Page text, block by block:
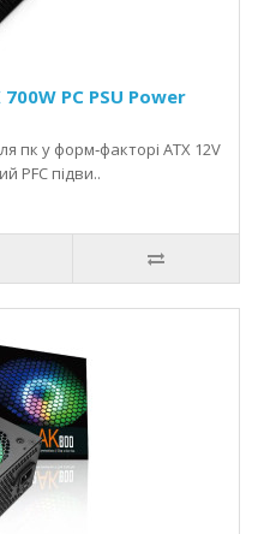
PC PSU Power
пк у форм‑факторі ATX 12V
PFC підви..